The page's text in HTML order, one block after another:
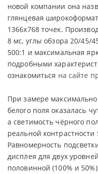
новой компании она
глянцевая
1366х768 точек.
8 мс, углы обзора 20/45/
500:1 и максимальная
подробными
ознакомиться на сайте
При замере
белого поля оказалась
а светимость чёрного
реальной
Равномерность
дисплея для двух
половинной (100% и